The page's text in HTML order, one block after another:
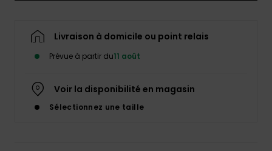
Livraison à domicile ou point relais
Prévue à partir du11 août
Voir la disponibilité en magasin
Sélectionnez une taille